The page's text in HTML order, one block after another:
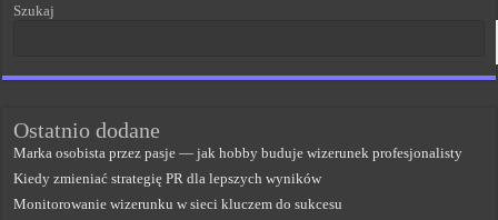
Szukaj
Ostatnio dodane
Marka osobista przez pasje — jak hobby buduje wizerunek profesjonalisty
Kiedy zmieniać strategię PR dla lepszych wyników
Monitorowanie wizerunku w sieci kluczem do sukcesu